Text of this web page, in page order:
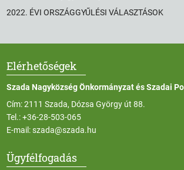
2022. ÉVI ORSZÁGGYŰLÉSI VÁLASZTÁSOK
Elérhetőségek
Szada Nagyközség Önkormányzat és Szadai
Cím: 2111 Szada, Dózsa György út 88.
Tel.:+36-28-503-065
E-mail:szada@szada.hu
Ügyfélfogadás